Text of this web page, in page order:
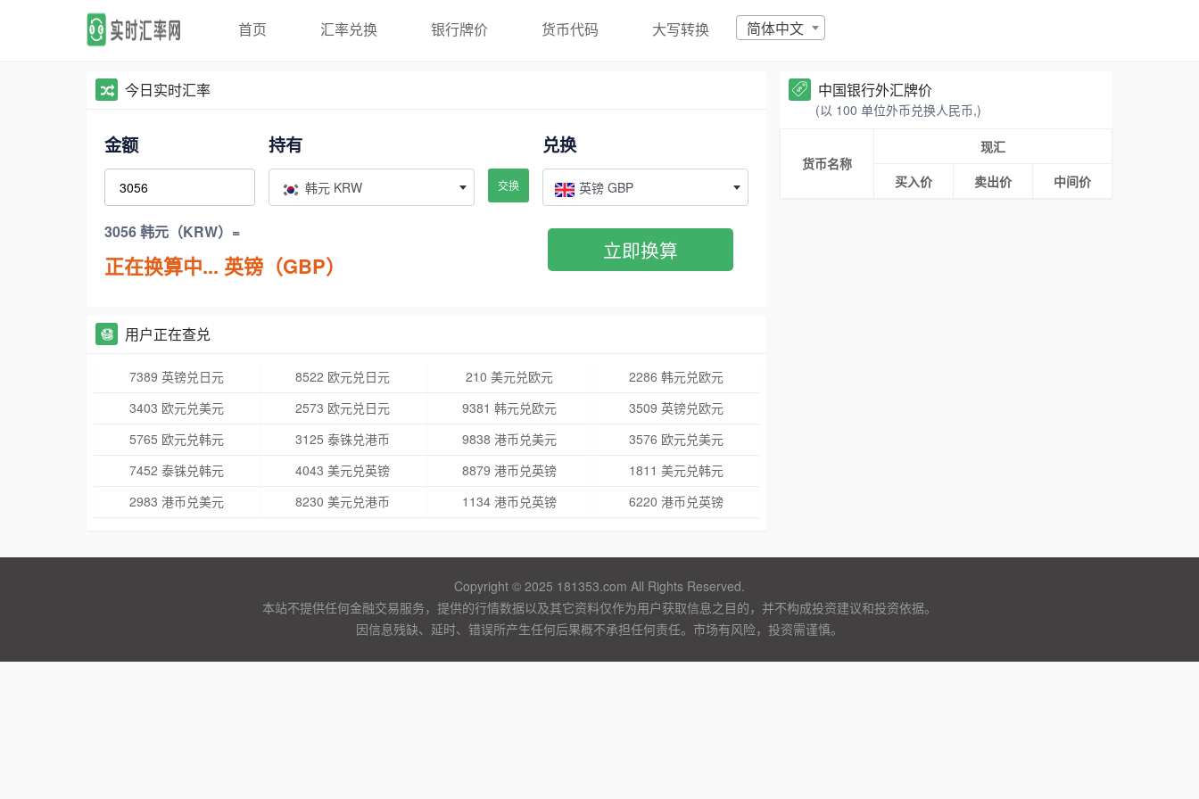
首页 汇率兑换 银行牌价 货币代码 大写转换 简体中文
今日实时汇率
金额 持有
韩元 KRW 交换
兑换
英镑 GBP
3056 韩元（KRW）=
正在换算中... 英镑（GBP）
立即换算
用户正在查兑
7389 英镑兑日元 8522 欧元兑日元 210 美元兑欧元
2286 韩元兑欧元
3403 欧元兑美元
2573 欧元兑日元 9381 韩元兑欧元
3509 英镑兑欧元
5765 欧元兑韩元
3125 泰铢兑港币 9838 港币兑美元
3576 欧元兑美元
7452 泰铢兑韩元
4043 美元兑英镑 8879 港币兑英镑
1811 美元兑韩元
2983 港币兑美元
8230 美元兑港币 1134 港币兑英镑 6220 港币兑英镑
中国银行外汇牌价
(以 100 单位外币兑换人民币,)
货币名称
现汇
买入价
卖出价 中间价
Copyright © 2025 181353.com All Rights Reserved.
本站不提供任何金融交易服务，提供的行情数据以及其它资料仅作为用户获取信息之目的，并不构成投资建议和投资依据。
因信息残缺、延时、错误所产生任何后果概不承担任何责任。市场有风险，投资需谨慎。